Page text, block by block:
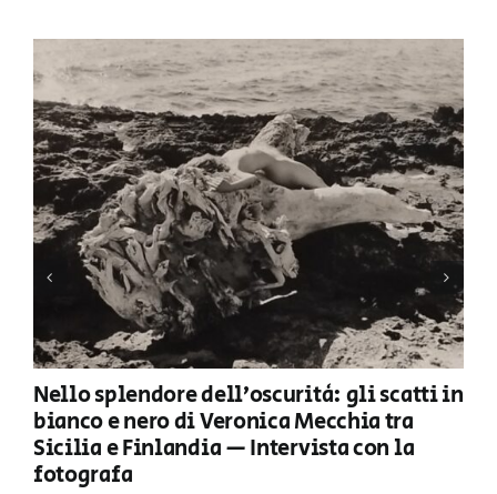
Nello splendore dell’oscurità: gli scatti in
bianco e nero di Veronica Mecchia tra
Sicilia e Finlandia — Intervista con la
fotografa